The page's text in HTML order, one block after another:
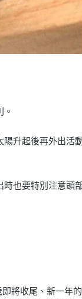
升起後再外出活
也要特別注意頭
將收尾、新一年